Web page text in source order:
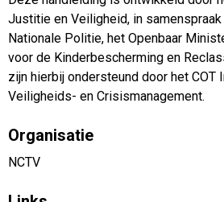
Justitie en Veiligheid, in samenspraak
Nationale Politie, het Openbaar
voor de Kinderbescherming en
zijn hierbij ondersteund door het COT
Veiligheids- en Crisismanagement.
Organisatie
NCTV